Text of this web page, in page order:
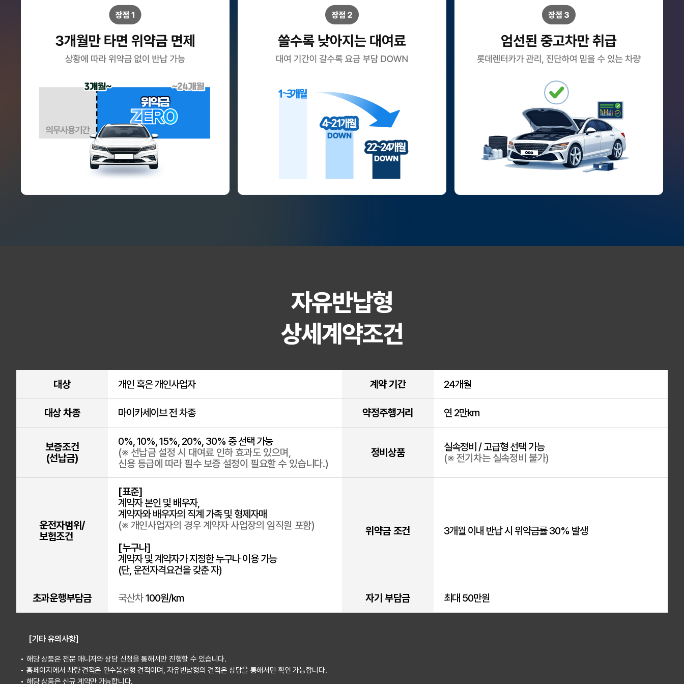
자유반납형
상세계약조건
대상 개인 혹은 개인사업자 계약 기간 24개월
대상 차종 마이카세이브 전 차종 약정주행거리 연 2만km
보증조건
(선납금)
0%, 10%, 15%, 20%, 30% 중 선택 가능
(※ 선납금 설정 시 대여료 인하 효과도 있으며,
신용 등급에 따라 필수 보증 설정이 필요할 수 있습니다.)
정비상품
실속정비 / 고급형 선택 가능
(※ 전기차는 실속정비 불가)
운전자범위/
보험조건
[표준]
계약자 본인 및 배우자,
계약자와 배우자의 직계 가족 및 형제자매
(※ 개인사업자의 경우 계약자 사업장의 임직원 포함)
[누구나]
계약자 및 계약자가 지정한 누구나 이용 가능
(단, 운전자격요건을 갖춘 자)
위약금 조건 3개월 이내 반납 시 위약금률 30% 발생
초과운행부담금 국산차100원/km 자기 부담금 최대 50만원
[기타 유의사항]
해당 상품은 전문 매니저와 상담 신청을 통해서만 진행할 수 있습니다.
홈페이지에서 차량 견적은 인수옵션형 견적이며, 자유반납형의 견적은 상담을 통해서만 확인 가능합니다.
해당 상품은 신규 계약만 가능합니다.